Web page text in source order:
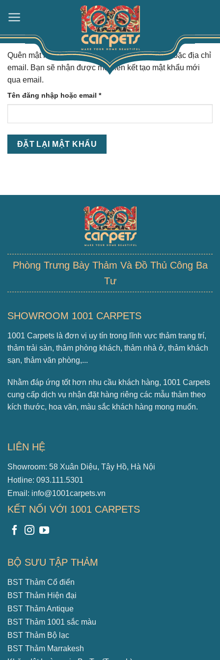
Quên mật khẩu? Vui lòng nhập tên đăng nhập hoặc địa chỉ
email. Bạn sẽ nhận được một liên kết tạo mật khẩu mới
qua email.
Tên đăng nhập hoặc email *Bắt
buộc
ĐẶT LẠI MẬT KHẨU
Phòng Trưng Bày Thảm Và Đồ Thủ Công Ba
Tư
SHOWROOM 1001 CARPETS
1001 Carpets là đơn vị uy tín trong lĩnh vực thảm trang trí,
thảm trải sàn, thảm phòng khách, thảm nhà ở, thảm khách
sạn, thảm văn phòng,...
Nhằm đáp ứng tốt hơn nhu cầu khách hàng, 1001 Carpets
cung cấp dịch vụ nhận đặt hàng riêng các mẫu thảm theo
kích thước, hoa văn, màu sắc khách hàng mong muốn.
LIÊN HỆ
Showroom: 58 Xuân Diệu, Tây Hồ, Hà Nội
Hotline: 093.111.5301
Email: info@1001carpets.vn
KẾT NỐI VỚI 1001 CARPETS
BỘ SƯU TẬP THẢM
BST Thảm Cổ điển
BST Thảm Hiện đại
BST Thảm Antique
BST Thảm 1001 sắc màu
BST Thảm Bộ lạc
BST Thảm Marrakesh